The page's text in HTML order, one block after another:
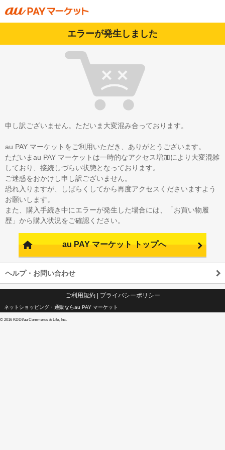
エラーが発生しました
申し訳ございません。ただいま大変混み合っております。
au PAY マーケットをご利用いただき、ありがとうございます。
ただいまau PAY マーケットは一時的なアクセス増加により大変混雑
しており、接続しづらい状態となっております。
ご迷惑をおかけし申し訳ございません。
恐れ入りますが、しばらくしてから再度アクセスくださいますよう
お願いします。
また、購入手続き中にエラーが発生した場合には、「お買い物履
歴」から購入状況をご確認ください。
au PAY マーケット トップへ
ヘルプ・お問い合わせ
ご利用規約| プライバシーポリシー
ネットショッピング・通販ならau PAY マーケット
© 2016 KDDI/au Commerce & Life, Inc.